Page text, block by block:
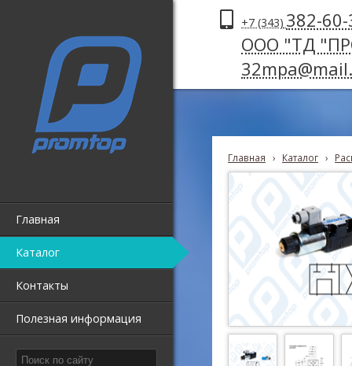
Главная
Каталог
Контакты
Полезная информация
+7 (343) 382-
ООО "ТД
Главная › Каталог ›